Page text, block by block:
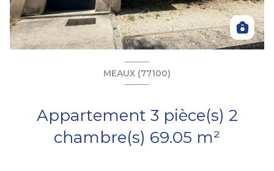
MEAUX (77100)
Appartement 3 pièce(s) 2
chambre(s) 69.05 m²